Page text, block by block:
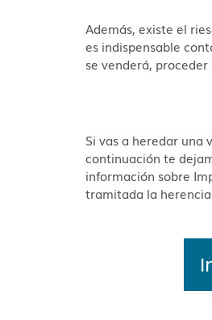
Además, existe el
es indispensable
se venderá,
Si vas a heredar una
continuación te
información sobre
tramitada la herencia.